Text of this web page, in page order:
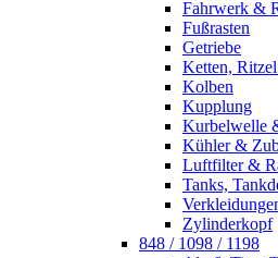
Fahrwerk &
Fußrasten
Getriebe
Ketten,
Kolben
Kupplung
Kurbelwelle
Kühler &
Luftfilter &
Tanks,
Zylinderkopf
848 / 1098 / 1198